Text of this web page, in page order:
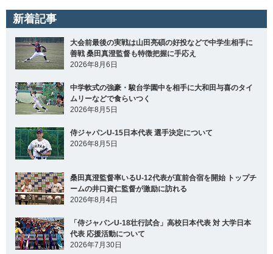
新着記事
大会前最後の実戦は山田亮碩の好投などで中学生相手に
善戦 桑田真澄監督も特徴把握に手応え
2026年8月6日
中学軟式の強豪・駿台学園中を相手に大和田与喜のタイ
ムリーなどで食らいつく
2026年8月5日
侍ジャパンU-15日本代表 選手決定について
2026年8月5日
桑田真澄監督率いるU-12代表が直前合宿を開始 トップチ
ームの井口資仁監督が激励に訪れる
2026年8月4日
「侍ジャパンU-18壮行試合」高校日本代表 対 大学日本
代表 応援活動について
2026年7月30日